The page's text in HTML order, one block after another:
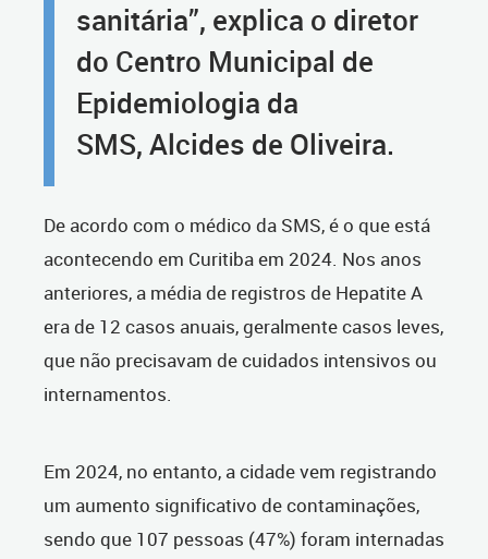
sanitária”, explica o diretor
do Centro Municipal de
Epidemiologia da
SMS, Alcides de Oliveira.
De acordo com o médico da SMS, é o que está
acontecendo em Curitiba em 2024. Nos anos
anteriores, a média de registros de Hepatite A
era de 12 casos anuais, geralmente casos leves,
que não precisavam de cuidados intensivos ou
internamentos.
Em 2024, no entanto, a cidade vem registrando
um aumento significativo de contaminações,
sendo que 107 pessoas (47%) foram internadas